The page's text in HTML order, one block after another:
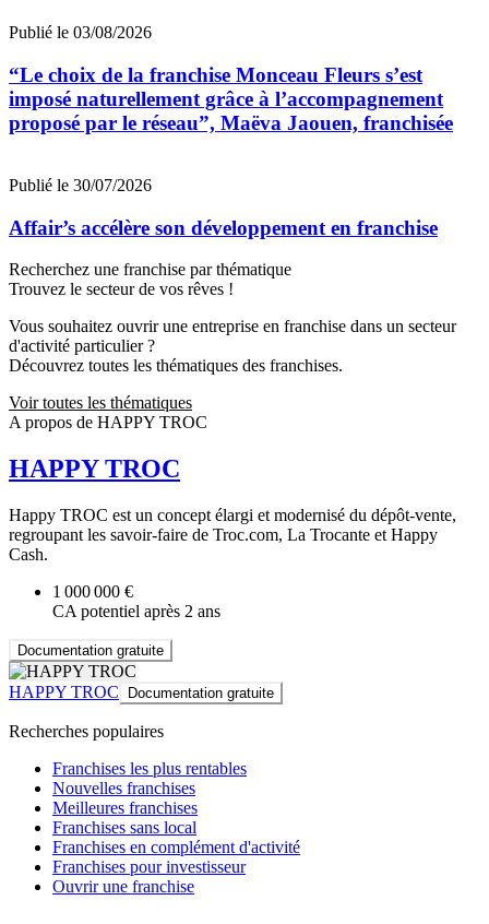
Publié le 03/08/2026
“Le choix de la franchise Monceau Fleurs s’est
imposé naturellement grâce à l’accompagnement
proposé par le réseau”, Maëva Jaouen, franchisée
Publié le 30/07/2026
Affair’s accélère son développement en franchise
Recherchez une franchise par thématique
Trouvez le secteur de vos rêves !
Vous souhaitez ouvrir une entreprise en franchise dans un secteur
d'activité particulier ?
Découvrez toutes les thématiques des franchises.
Voir toutes les thématiques
A propos de HAPPY TROC
HAPPY TROC
Happy TROC est un concept élargi et modernisé du dépôt-vente,
regroupant les savoir-faire de Troc.com, La Trocante et Happy
Cash.
1 000 000 €
CA potentiel après 2 ans
Documentation gratuite
HAPPY TROC Documentation gratuite
Recherches populaires
Franchises les plus rentables
Nouvelles franchises
Meilleures franchises
Franchises sans local
Franchises en complément d'activité
Franchises pour investisseur
Ouvrir une franchise